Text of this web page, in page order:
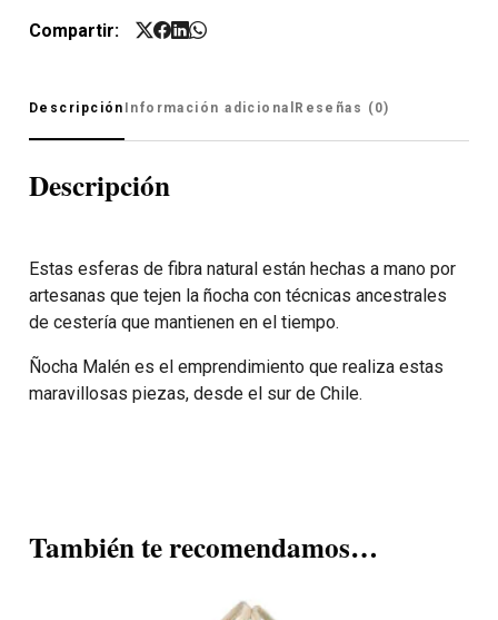
Compartir:
Descripción Información adicional Reseñas (0)
Descripción
Estas esferas de fibra natural están hechas a mano por
artesanas que tejen la ñocha con técnicas ancestrales
de cestería que mantienen en el tiempo.
Ñocha Malén es el emprendimiento que realiza estas
maravillosas piezas, desde el sur de Chile.
También te recomendamos…